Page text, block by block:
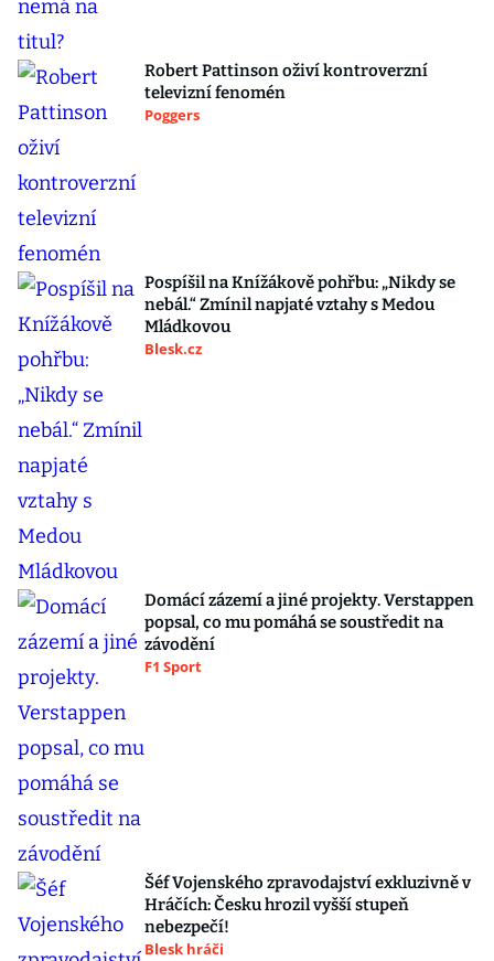
Robert Pattinson oživí kontroverzní
televizní fenomén
Poggers
Pospíšil na Knížákově pohřbu: „Nikdy se
nebál.“ Zmínil napjaté vztahy s Medou
Mládkovou
Blesk.cz
Domácí zázemí a jiné projekty. Verstappen
popsal, co mu pomáhá se soustředit na
závodění
F1 Sport
Šéf Vojenského zpravodajství exkluzivně v
Hráčích: Česku hrozil vyšší stupeň
nebezpečí!
Blesk hráči